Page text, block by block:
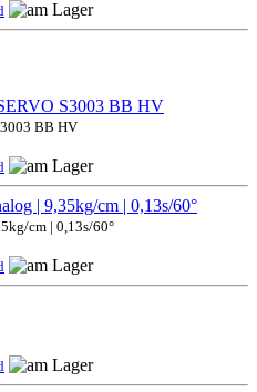
BB HV
cm | 0,13s/60°